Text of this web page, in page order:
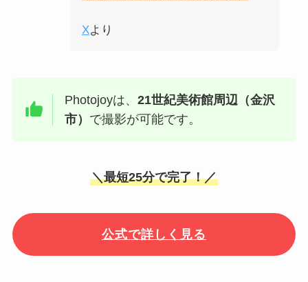
Xより
Photojoyは、21世紀美術館周辺（金沢
市） で撮影が可能です。
＼最短25分で完了！／
公式で詳しく見る